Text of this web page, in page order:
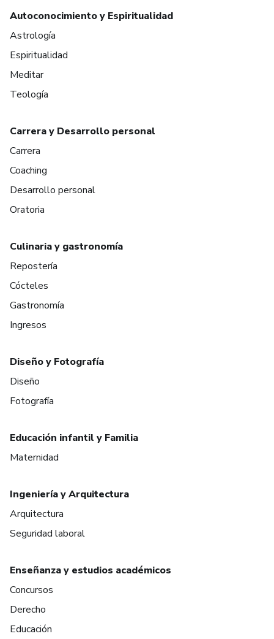
Autoconocimiento y Espiritualidad
Astrología
Espiritualidad
Meditar
Teología
Carrera y Desarrollo personal
Carrera
Coaching
Desarrollo personal
Oratoria
Culinaria y gastronomía
Repostería
Cócteles
Gastronomía
Ingresos
Diseño y Fotografía
Diseño
Fotografía
Educación infantil y Familia
Maternidad
Ingeniería y Arquitectura
Arquitectura
Seguridad laboral
Enseñanza y estudios académicos
Concursos
Derecho
Educación